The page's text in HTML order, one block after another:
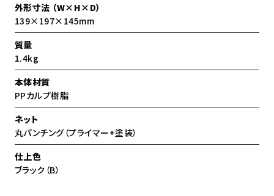
外形寸法 （W×H×D）
139×197×145mm
質量
1.4kg
本体材質
PPカルプ樹脂
ネット
丸パンチング（プライマー+塗装）
仕上色
ブラック（B）